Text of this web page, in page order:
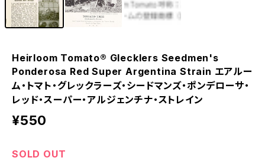
Heirloom Tomato® Glecklers Seedmen's
Ponderosa Red Super Argentina Strain エアルー
ム・トマト・グレックラーズ・シードマンズ・ポンデローサ・
レッド・スーパー・アルジェンチナ・ストレイン
¥550
SOLD OUT